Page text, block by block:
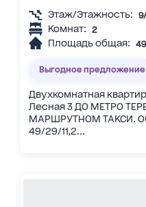
Этаж/Этажность:
Комнат: 2
Площадь общая:
Выгодное предложение
Двухкомнатная
Лесная 3 ДО МЕТРО
МАРШРУТНОМ ТАКСИ.
49/29/11,2...